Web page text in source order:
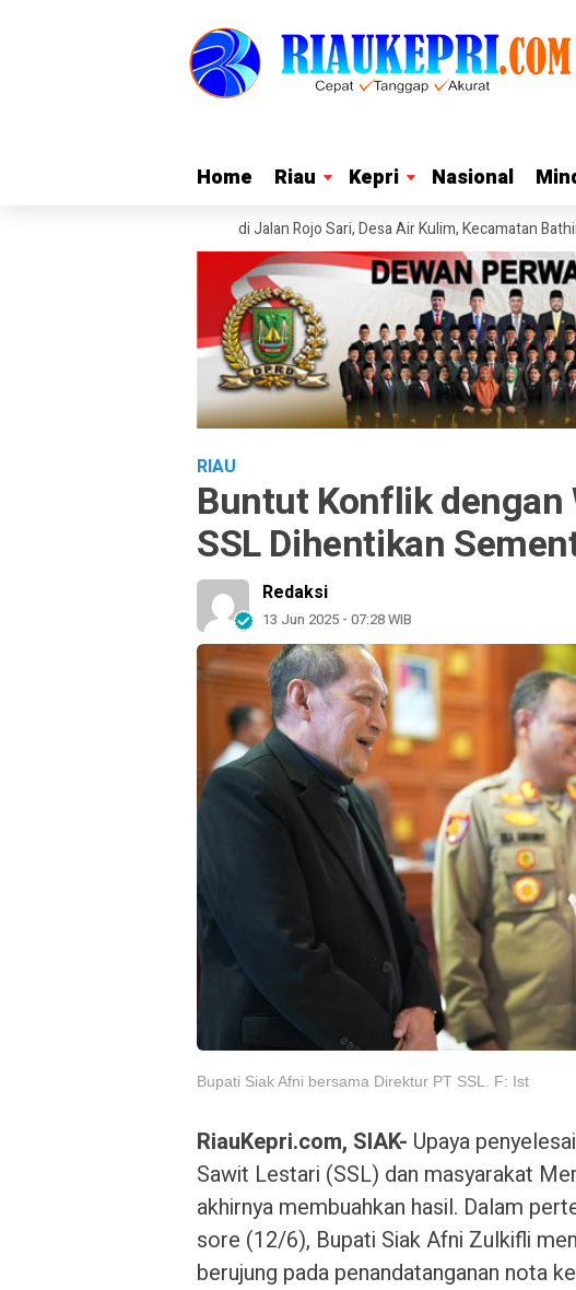
Home Riau Kepri Nasional
Home Riau Kepri Nasional
Ekstasi di Jalan Rojo Sari, Desa Air Kulim, Kecamatan Bathin Solapan
RIAU
Buntut Konflik dengan
SSL Dihentikan
Redaksi
13 Jun 2025 - 07:28 WIB
Bupati Siak Afni bersama Direktur PT SSL. F: Ist
RiauKepri.com, SIAK- Upaya
Sawit Lestari (SSL) dan masyarakat
akhirnya membuahkan hasil. Dalam
sore (12/6), Bupati Siak Afni Zulkifli
berujung pada penandatanganan nota